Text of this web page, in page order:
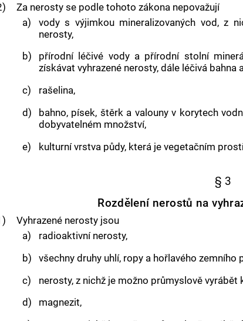
Za nerosty se podle tohoto zákona nepovažují
a)
vody s výjimkou mineralizovaných vod, z
nerosty,
b)
přírodní léčivé vody a přírodní stolní
získávat vyhrazené nerosty, dále léčivá
c)
rašelina,
d)
bahno, písek, štěrk a valouny v korytech
dobyvatelném množství,
e)
kulturní vrstva půdy, která je vegetačním
§ 3
Rozdělení nerostů na
Vyhrazené nerosty jsou
a)
radioaktivní nerosty,
b)
všechny druhy uhlí, ropy a hořlavého zemního
c)
nerosty, z nichž je možno průmyslově vyrábět
d)
magnezit,